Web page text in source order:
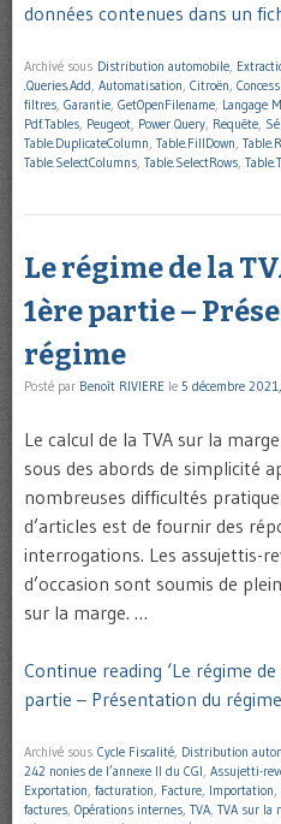
données contenues dans un
Archivé sous Distribution automobile,
.Queries.Add, Automatisation, Citroën,
filtres, Garantie, GetOpenFilename, Langage M
Pdf.Tables, Peugeot, Power Query, Requête,
Table.DuplicateColumn, Table.FillDown,
Table.SelectColumns, Table.SelectRows,
Le régime de la
1ère partie –
régime
Posté par Benoît RIVIERE le 5 décembre
Le calcul de la TVA sur la
sous des abords de simplicité
nombreuses difficultés
d’articles est de fournir des
interrogations. Les assujettis-
d’occasion sont soumis de
sur la marge. …
Continue reading ‘Le régime
partie – Présentation du
Archivé sous Cycle Fiscalité, Distribution
242 nonies de l’annexe II du CGI, Assujetti-
Exportation, facturation, Facture, Importation,
factures, Opérations internes, TVA, TVA sur la